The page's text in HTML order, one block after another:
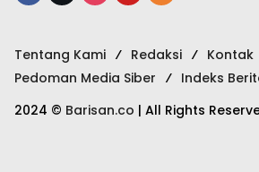
Tentang Kami Redaksi Kontak
Pedoman Media Siber
Indeks
2024 © Barisan.co | All Rights